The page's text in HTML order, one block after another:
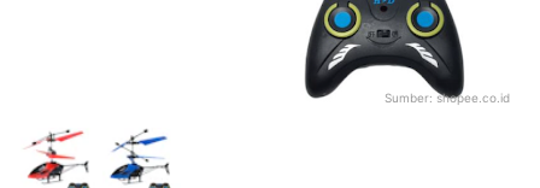
Sumber: shopee.co.id